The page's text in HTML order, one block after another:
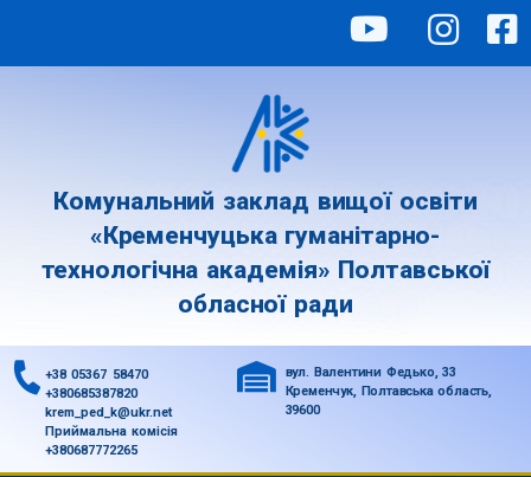
Комунальний заклад вищої освіти
«Кременчуцька гуманітарно-
технологічна академія» Полтавської
обласної ради
+38 05367 58470
+380685387820
krem_ped_k@ukr.net
Приймальна комісія
+380687772265
вул. Валентини Федько, 33
Кременчук, Полтавська область,
39600